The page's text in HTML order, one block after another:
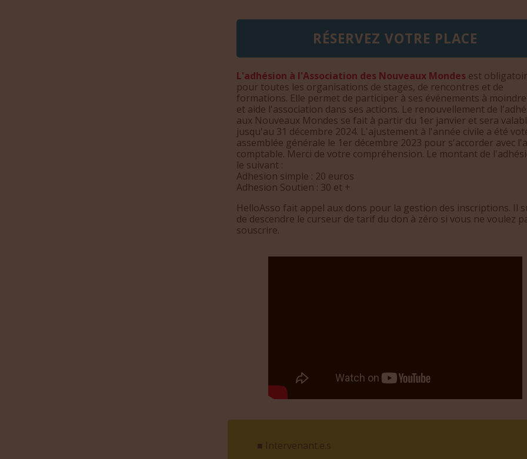
RÉSERVEZ VOTRE PLACE
L'adhésion à l'Association des Nouveaux Mondes est
pour toutes les organisations de stages, de rencontres et de
formations. Elle permet de participer à ses événements à
et aide l'association dans ses actions. Le renouvellement de
aux Nouveaux Mondes se fait à partir du 1er janvier et sera
jusqu'au 31 décembre 2024. L'ajustement à l'année civile a été
assemblée générale le 1er décembre 2023 pour s'accorder avec
comptable. Merci de votre compréhension. Le montant de
le suivant :
Adhesion simple : 20 euros
Adhesion Soutien : 30 et +
HelloAsso fait appel aux dons pour la gestion des inscriptions. Il
de descendre le curseur de tarif du don à zéro si vous ne voulez
souscrire.
■ Intervenant.e.s